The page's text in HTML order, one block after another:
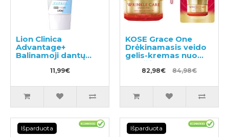
Lion Clinica
Advantage+
Balinamoji dantų
11,99€
KOSE Grace One
Drėkinamasis veido
gelis-kremas nuo
raukšlių 100g +
užpildas 90g
82,98€ 84,98€
Išparduota Išparduota